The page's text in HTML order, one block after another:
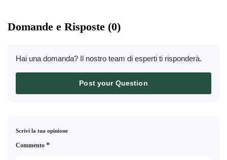
Domande e Risposte (0)
Hai una domanda? Il nostro team di esperti ti risponderà.
Post your Question
Scrivi la tua opinione
Commento *